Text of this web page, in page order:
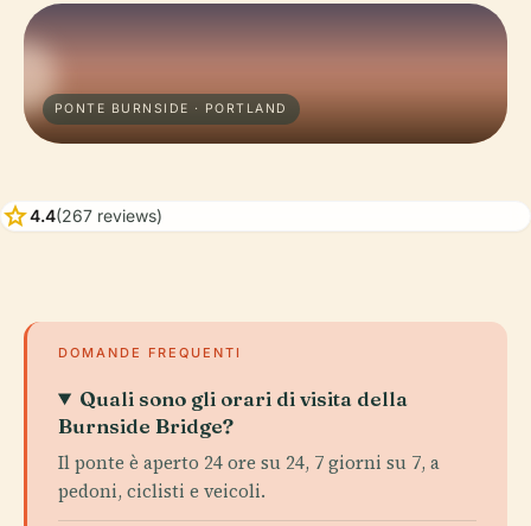
PONTE BURNSIDE · PORTLAND
star4.4(267 reviews)
DOMANDE FREQUENTI
Quali sono gli orari di visita della
Burnside Bridge?
Il ponte è aperto 24 ore su 24, 7 giorni su 7, a
pedoni, ciclisti e veicoli.